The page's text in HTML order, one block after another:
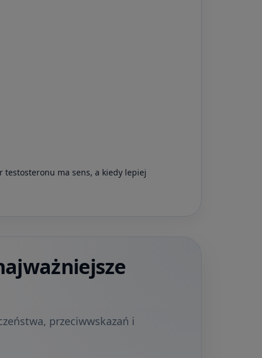
testosteronu ma sens, a kiedy lepiej
przeciwwskazań i